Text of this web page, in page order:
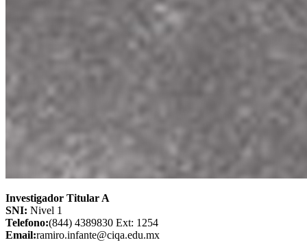
Investigador Titular A
SNI: Nivel 1
Telefono:(844) 4389830 Ext: 1254
Email:ramiro.infante@ciqa.edu.mx